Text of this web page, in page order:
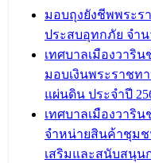
บทความ อื่นๆ ...
เทศบาลเมืองวาริ
ประชุมวิชาการระ
นิทรรศการด้านนวั
และรับรางวัลทีมนั
นวัตกรรมโครงกา
ประชุมผู้เช่าอาคา
ถนนเกษมสุขและถ
บทความ อื่นๆ ...
มอบถุงยังชีพพระร
ประสบอุทกภัย จำน
เทศบาลเมืองวาริ
มอบเงินพระราชท
แผ่นดิน ประจำปี
เทศบาลเมืองวาริ
จำหน่ายสินค้าชุมช
เสริมและสนับสนุน